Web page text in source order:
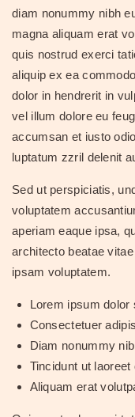
diam nonummy nibh
magna aliquam erat
quis nostrud exerci
aliquip ex ea
dolor in hendrerit in
vel illum dolore eu
accumsan et iusto
luptatum zzril delenit
Sed ut perspiciatis,
voluptatem
aperiam eaque ipsa,
architecto beatae
ipsam voluptatem.
Lorem ipsum dolor
Consectetuer
Diam nonummy
Tincidunt ut laoreet
Aliquam erat